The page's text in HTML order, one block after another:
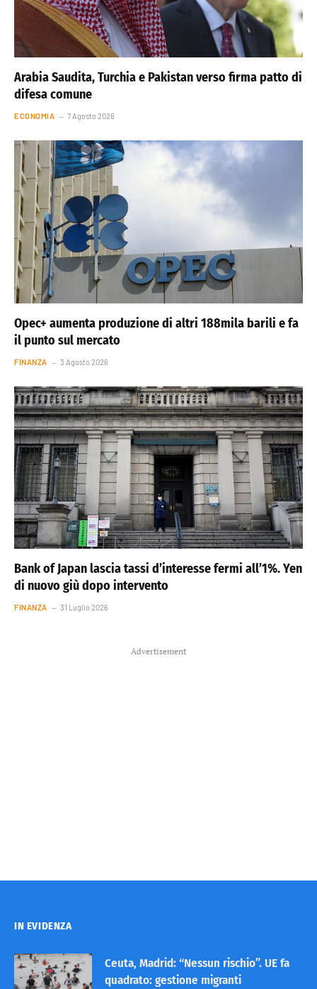
Arabia Saudita, Turchia e Pakistan verso firma patto di
difesa comune
ECONOMIA 7 Agosto 2026
Opec+ aumenta produzione di altri 188mila barili e fa
il punto sul mercato
FINANZA 3 Agosto 2026
Bank of Japan lascia tassi d’interesse fermi all’1%. Yen
di nuovo giù dopo intervento
FINANZA 31 Luglio 2026
Advertisement
IN EVIDENZA
Ceuta, Madrid: “Nessun rischio”. UE fa
quadrato: gestione migranti